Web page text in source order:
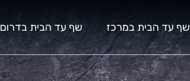
שף עד הבית במרכז שף עד הבית בדרום